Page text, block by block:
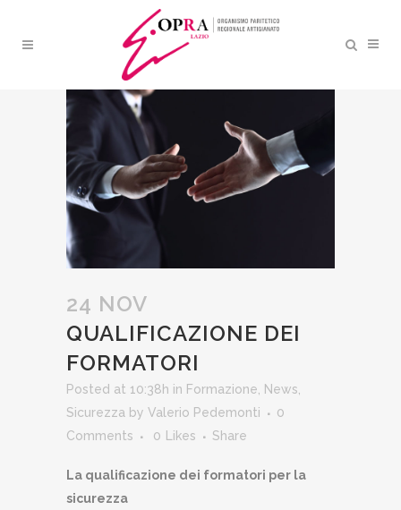
QUALIFICAZIONE DEI
FORMATORI
24 NOV
QUALIFICAZIONE DEI
FORMATORI
Posted at 10:38h in Formazione News
Sicurezza by Valerio Pedemonti
0
Comments
0 Likes Share
La qualificazione dei formatori per la
sicurezza